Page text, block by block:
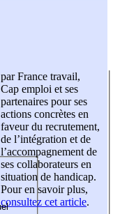
par France travail,
Cap emploi et ses
partenaires pour ses
actions concrètes en
faveur du recrutement,
de l’intégration et de
l’accompagnement de
ses collaborateurs en
situation de handicap.
Pour en savoir plus,
consultez cet article.